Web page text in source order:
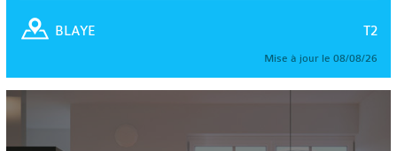
T2
BLAYE
Mise à jour le 08/08/26